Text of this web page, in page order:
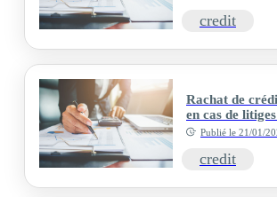
credit
Rachat de
en cas de
Publié le 21/01/
credit